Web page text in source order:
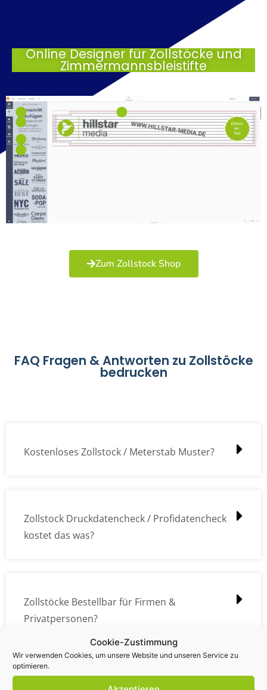
Cookie-Zustimmung
Wir verwenden Cookies, um unsere Website und unseren Service zu
optimieren.
Online Designer für Zollstöcke und
Zimmermannsbleistifte
Zum Zollstock Shop
FAQ Fragen & Antworten zu Zollstöcke
bedrucken
Kostenloses Zollstock / Meterstab Muster?
Zollstock Druckdatencheck / Profidatencheck
kostet das was?
Zollstöcke Bestellbar für Firmen &
Privatpersonen?
Wie kann ich die Daten (z.B. Logos und Texte)